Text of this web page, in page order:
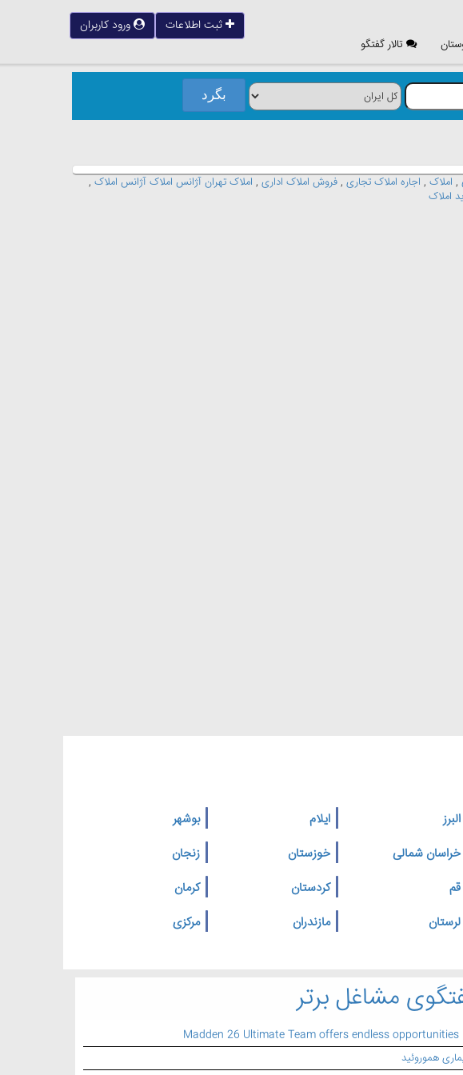
تالار گفتگو
ثبت اطلاعات ورود کاربران
, املاک , اجاره املاک تجاری , فروش املاک اداری , املاک تهران آژانس املاک آژانس املاک ,
املاک
البرز ایلام
بوشهر
خراسان شمالی خوزستان
زنجان
قم کردستان
کرمان
لرستان مازندران
مرکزی
مشاغل برتر
Madden 26 Ultimate Team offers endless opportunities
هموروئید